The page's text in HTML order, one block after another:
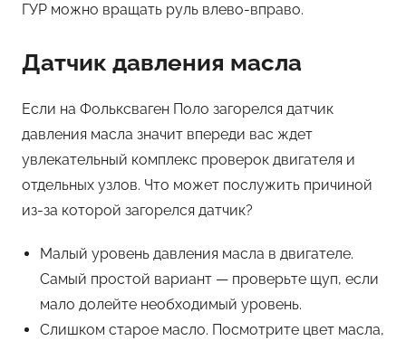
ГУР можно вращать руль влево-вправо.
Датчик давления масла
Если на Фольксваген Поло загорелся датчик
давления масла значит впереди вас ждет
увлекательный комплекс проверок двигателя и
отдельных узлов. Что может послужить причиной
из-за которой загорелся датчик?
Малый уровень давления масла в двигателе.
Самый простой вариант — проверьте щуп, если
мало долейте необходимый уровень.
Слишком старое масло. Посмотрите цвет масла,